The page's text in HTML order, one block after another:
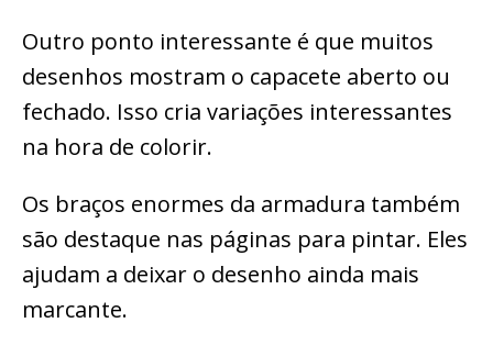
Outro ponto interessante é que muitos
desenhos mostram o capacete aberto ou
fechado. Isso cria variações interessantes
na hora de colorir.
Os braços enormes da armadura também
são destaque nas páginas para pintar. Eles
ajudam a deixar o desenho ainda mais
marcante.